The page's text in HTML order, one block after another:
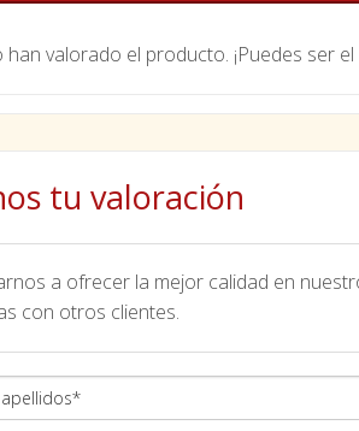
han valorado el producto. ¡Puedes ser
tu valoración
a ofrecer la mejor calidad en
con otros clientes.